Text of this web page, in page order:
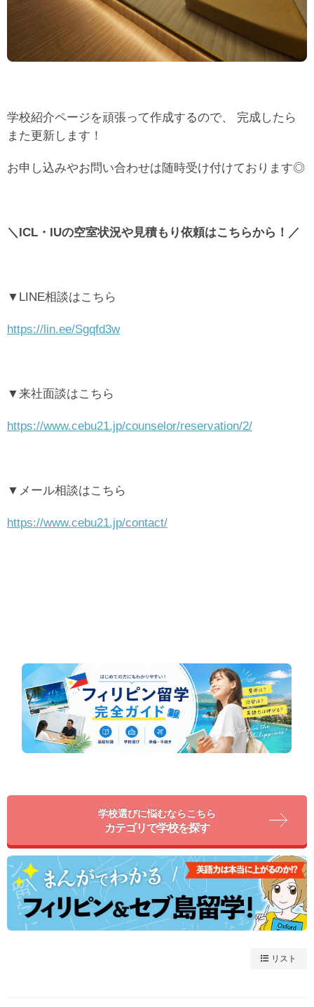
学校紹介ページを頑張って作成するので、 完成したら
また更新します！
お申し込みやお問い合わせは随時受け付けております◎
＼ICL・IUの空室状況や見積もり依頼はこちらから！ ／
▼LINE相談はこちら
https://lin.ee/Sgqfd3w
▼来社面談はこちら
https://www.cebu21.jp/counselor/reservation/2/
▼メール相談はこちら
https://www.cebu21.jp/contact/
学校選びに悩むならこちら
カテゴリで学校を探す
リスト